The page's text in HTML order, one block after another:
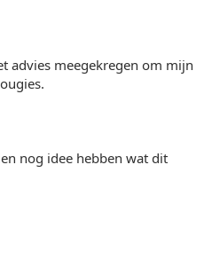
advies meegekregen om mijn
nog idee hebben wat dit